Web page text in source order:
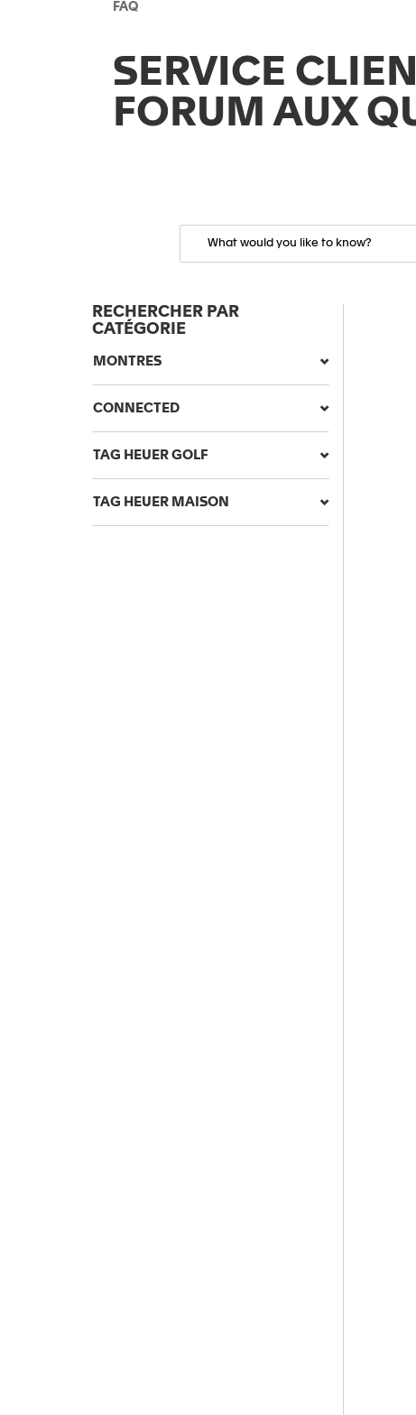
FAQ
SERVICE
FORUM AUX
RECHERCHER PAR
CATÉGORIE
MONTRES
CONNECTED
TAG HEUER GOLF
TAG HEUER MAISON